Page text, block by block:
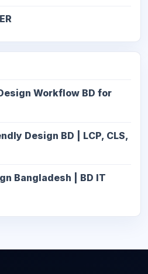
Workflow BD for
Design BD | LCP, CLS,
Bangladesh | BD IT